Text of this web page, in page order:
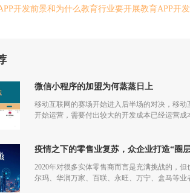
开发前景和为什么教育行业要开展教育APP开发
微信小程序的加盟为何蒸蒸日上
移动互联网的赛场开始进入后半场的对决，移
开始运营，需要付出较大的开发成本已经运营
疫情之下的零售业复苏，众企业打造“圈
2020年对很多实体零售商而言是充满挑战的，
尔玛、华润万家、百联、永旺、万宁、盒马等